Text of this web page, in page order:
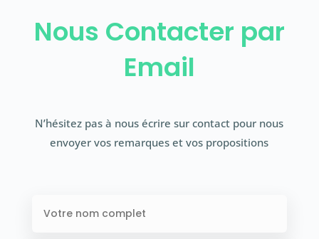
Nous Contacter par
Email
N’hésitez pas à nous écrire sur contact pour nous
envoyer vos remarques et vos propositions